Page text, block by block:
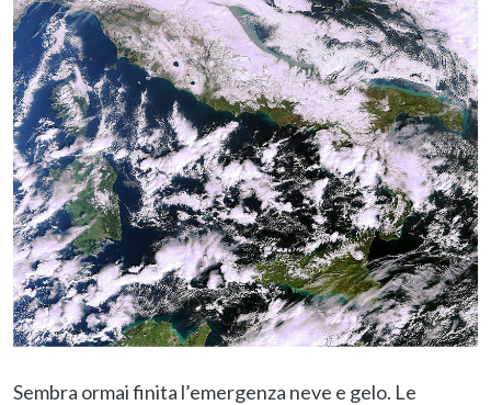
Sembra ormai finita l’emergenza neve e gelo. Le